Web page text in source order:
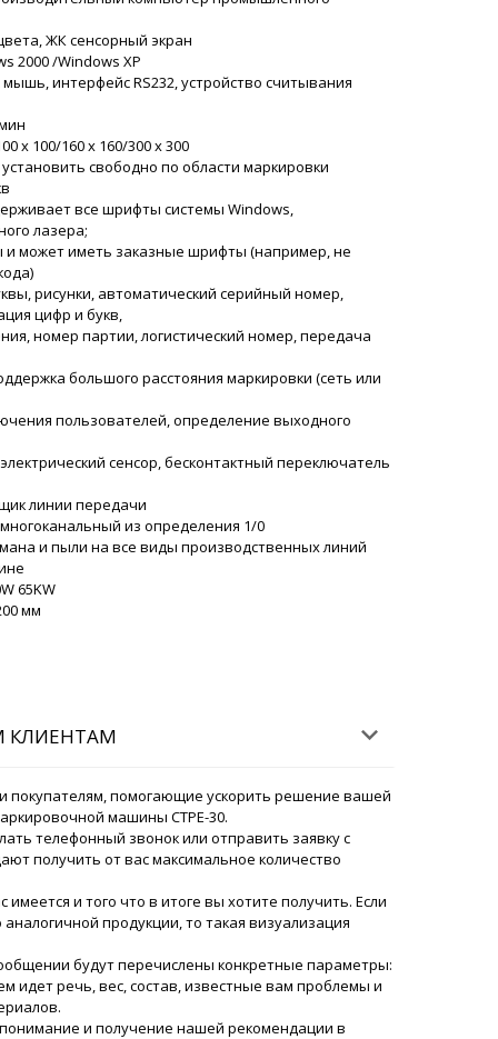
ЖК сенсорный экран
2000 /Windows XP
интерфейс RS232, устройство считывания
x 100/160 x 160/300 x 300
свободно по области маркировки
все шрифты системы Windows,
лазера;
может иметь заказные шрифты (например, не
рисунки, автоматический серийный номер,
цифр и букв,
номер партии, логистический номер, передача
большого расстояния маркировки (сеть или
пользователей, определение выходного
сенсор, бесконтактный переключатель
линии передачи
из определения 1/0
и пыли на все виды производственных линий
65KW
мм
КЛИЕНТАМ
покупателям, помогающие ускорить решение вашей
машины CTPE-30.
телефонный звонок или отправить заявку с
получить от вас максимальное количество
имеется и того что в итоге вы хотите получить. Если
продукции, то такая визуализация
будут перечислены конкретные параметры:
идет речь, вес, состав, известные вам проблемы и
и получение нашей рекомендации в
Размеры упаковки 1200х640х1000 мм,
250 кг. Как получите груз, сообщите.
и даты выпуска MZ-10 до сих
вчера не отвечал и сбрасывал
Транспортная сообщила, что до обеда
доставит ящик к вам по адресу. Приносим
07/08/2026 17:25
информация, прошу мой груз
и запайки стеклянных
в Аргун, в сразу по прибытию в
07/08/2026 17:33
мы постараемся решить этот вопрос
для органических удобрений JU-
в Архангельск? Срочно.
07/08/2026 17:44
флоу-пак PU-250, статус
Ваше оборудование проходит
послезавтра с вами свяжется